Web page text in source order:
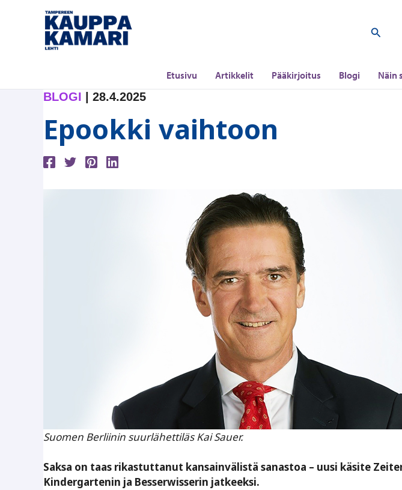
Hae
Etusivu Artikkelit Pääkirjoitus Blogi Näin
BLOGI | 28.4.2025
Epookki vaihtoon
Suomen Berliinin suurlähettiläs Kai Sauer.
Saksa on taas rikastuttanut kansainvälistä sanastoa – ­uusi käsite
Kindergartenin ja Besserwisserin jatkeeksi.